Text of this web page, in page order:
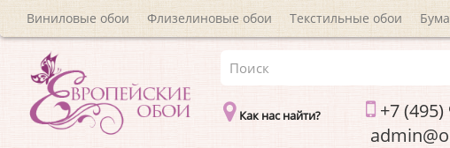
Виниловые обои Флизелиновые обои Текстильные обои
Как нас найти?
+7